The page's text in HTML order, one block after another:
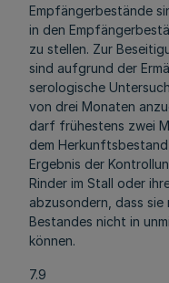
Empfängerbestände
in den
zu stellen. Zur
sind aufgrund der
serologische
von drei Monaten
darf frühestens zwei
dem
Ergebnis der
Rinder im Stall oder
abzusondern, dass sie
Bestandes nicht in
können.
7.9